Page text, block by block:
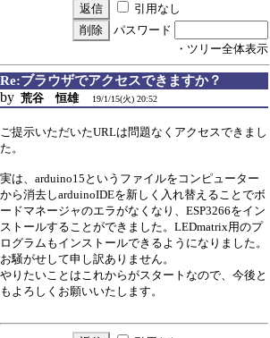
引用なし
パスワード
・ツリー全体表示
Re:ブラウザでアクセスできますか？
by 荒谷 恒雄 19/1/15(火) 20:52
ご提示いただいたURLは問題なくアクセスできまし
た。
実は、arduino15というファイルをコンピューター
から消去しarduinoIDEを新しく入れ替えることでボ
ードマネージャのエラがなくなり、ESP3266をイン
ストールすることができました。LEDmatrix用のプ
ログラムもインストールできるようになりました。
お騒がせして申し訳ありません。
やりたいことはこれからがスタートなので、今後と
もよろしくお願いいたします。